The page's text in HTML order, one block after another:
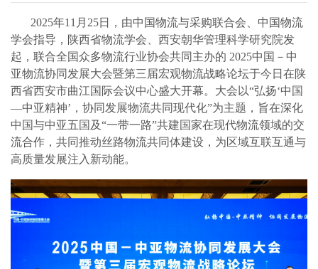
2025年11月25日，由中国物流与采购联合会、中国物流
学会指导，陕西省物流学会、西安朝华管理科学研究院发
起，联合全国众多物流行业协会共同主办的 2025中国－中
亚物流协同发展大会暨第三届宏观物流战略论坛于今日在陕
西省西安市曲江国际会议中心盛大开幕。大会以“弘扬‘中国
—中亚精神’，协同发展物流共同现代化”为主题，旨在深化
中国与中亚五国及“一带一路”共建国家在现代物流领域的交
流合作，共同推动丝路物流共同体建设，为区域互联互通与
高质量发展注入新动能。